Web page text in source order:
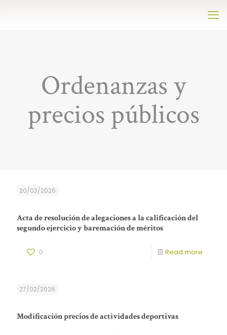
Ordenanzas y
precios públicos
20/03/2026
Acta de resolución de alegaciones a la calificación del
segundo ejercicio y baremación de méritos
0 Read more
27/02/2026
Modificación precios de actividades deportivas